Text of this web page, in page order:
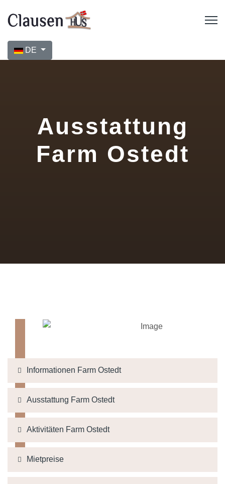
Sprache auswählen
DE
Ausstattung
Farm Ostedt
Informationen Farm Ostedt
Ausstattung Farm Ostedt
Aktivitäten Farm Ostedt
Mietpreise